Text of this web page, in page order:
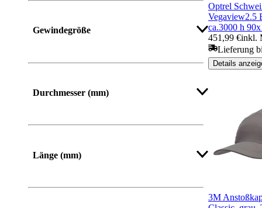
Gewindegröße
Durchmesser (mm)
Länge (mm)
Von Bis
Optrel
Vegaview2.5
ca.3000 h
451,99 €inkl.
Lieferung
Details
3M